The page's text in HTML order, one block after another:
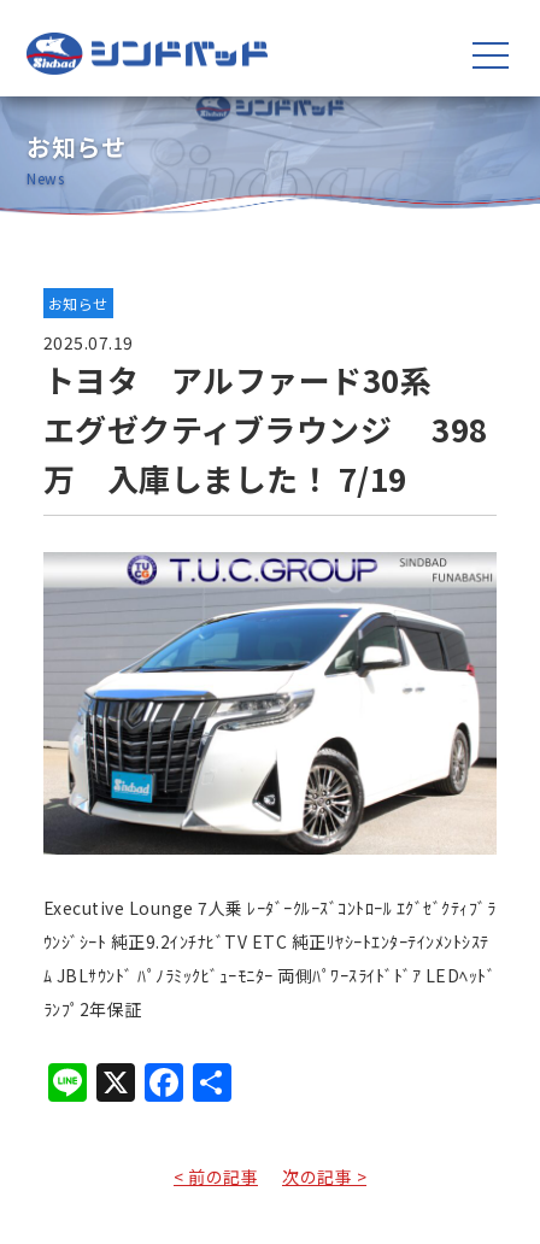
お知らせ
News
お知らせ
2025.07.19
トヨタ アルファード30系
エグゼクティブラウンジ 398
万 入庫しました！ 7/19
Executive Lounge 7人乗 ﾚｰﾀﾞｰｸﾙｰｽﾞｺﾝﾄﾛｰﾙ ｴｸﾞｾﾞｸﾃｨﾌﾞﾗ
ｳﾝｼﾞｼｰﾄ 純正9.2ｲﾝﾁﾅﾋﾞTV ETC 純正ﾘﾔｼｰﾄｴﾝﾀｰﾃｲﾝﾒﾝﾄｼｽﾃ
ﾑ JBLｻｳﾝﾄﾞ ﾊﾟﾉﾗﾐｯｸﾋﾞｭｰﾓﾆﾀｰ 両側ﾊﾟﾜｰｽﾗｲﾄﾞﾄﾞｱ LEDﾍｯﾄﾞ
ﾗﾝﾌﾟ2年保証
Line
X Facebook
共
< 前の記事 次の記事 >